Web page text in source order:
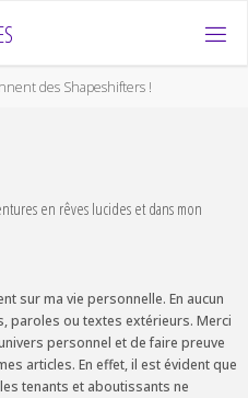
S
des Shapeshifters !
en rêves lucides et dans mon
sur ma vie personnelle. En aucun
paroles ou textes extérieurs. Merci
personnel et de faire preuve
articles. En effet, il est évident que
tenants et aboutissants ne